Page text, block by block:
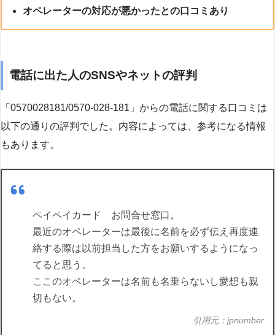
オペレーターの対応が悪かったとの口コミあり
電話に出た人のSNSやネットの評判
「0570028181/0570-028-181」からの電話に関する口コミは
以下の通りの評判でした。内容によっては、参考になる情報
もあります。
ペイペイカード お問合せ窓口。
最近のオペレーターは最後に名前を必ず伝え再度連
絡する際は以前担当した方をお願いするようになっ
てると思う。
ここのオペレーターは名前も名乗らないし愛想も親
切もない。
引用元：jpnumber